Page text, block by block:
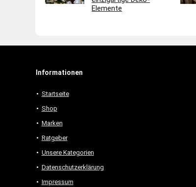
Elemente
Informationen
Startseite
Shop
Marken
Ratgeber
Unsere Kategorien
Datenschutzerklärung
Impressum